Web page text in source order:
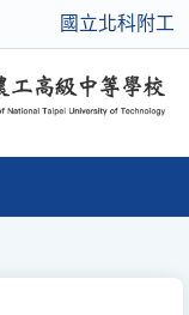
國立北科附工